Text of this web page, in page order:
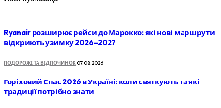
Ryanair розширює рейси до Марокко: які нові маршрути
відкриють узимку 2026–2027
ПОДОРОЖІ ТА ВІДПОЧИНОК07.08.2026
Горіховий Спас 2026 в Україні: коли святкують та які
традиції потрібно знати